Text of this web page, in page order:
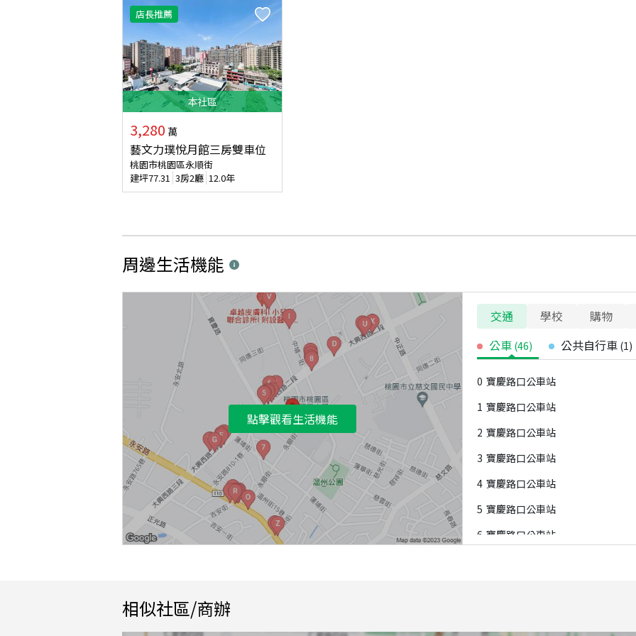
店長推薦
本社區
3,280 萬
藝文力璞悅月館三房雙車位
桃園市桃園區永順街
建坪77.31 3房2廳 12.0年
周邊生活機能
點擊觀看生活機能
交通 學校 購物
公車 (46) 公共自行車 (1)
0 寶慶路口公車站
1 寶慶路口公車站
2 寶慶路口公車站
3 寶慶路口公車站
4 寶慶路口公車站
5 寶慶路口公車站
6 寶慶路口公車站
相似社區/商辦